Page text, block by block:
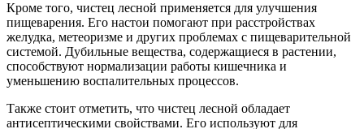
Кроме того, чистец лесной применяется для улучшения
пищеварения. Его настои помогают при расстройствах
желудка, метеоризме и других проблемах с пищеварительной
системой. Дубильные вещества, содержащиеся в растении,
способствуют нормализации работы кишечника и
уменьшению воспалительных процессов.
Также стоит отметить, что чистец лесной обладает
антисептическими свойствами. Его используют для